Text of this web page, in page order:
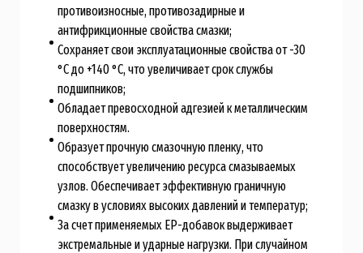
противоизносные, противозадирные и
антифрикционные свойства смазки;
Сохраняет свои эксплуатационные свойства от -30
°С до +140 °С, что увеличивает срок службы
подшипников;
Обладает превосходной адгезией к металлическим
поверхностям.
Образует прочную смазочную пленку, что
способствует увеличению ресурса смазываемых
узлов. Обеспечивает эффективную граничную
смазку в условиях высоких давлений и температур;
За счет применяемых ЕР-добавок выдерживает
экстремальные и ударные нагрузки. При случайном